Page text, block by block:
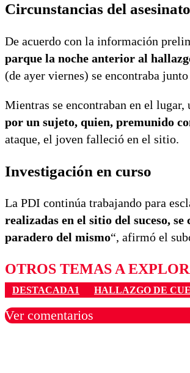
Circunstancias del asesinato
De acuerdo con la información
parque la noche anterior al
(de ayer viernes) se encontraba
Mientras se encontraban en el
por un sujeto, quien, premunido
ataque, el joven falleció en el sitio.
Investigación en curso
La PDI continúa trabajando para
realizadas en el sitio del suceso,
paradero del mismo“, afirmó el
OTROS TEMAS A
DESTACADA1 HALLAZGO DE
Ver comentarios